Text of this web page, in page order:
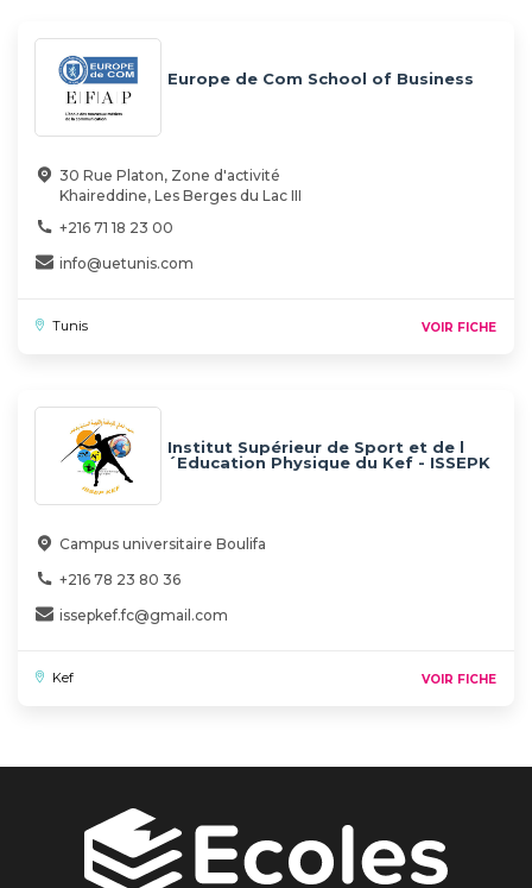
Europe de Com School of Business
30 Rue Platon, Zone d'activité
Khaireddine, Les Berges du Lac III
+216 71 18 23 00
info@uetunis.com
Tunis VOIR FICHE
Institut Supérieur de Sport et de l
´Education Physique du Kef - ISSEPK
Campus universitaire Boulifa
+216 78 23 80 36
issepkef.fc@gmail.com
Kef VOIR FICHE